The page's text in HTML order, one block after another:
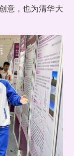
意，也为清华大